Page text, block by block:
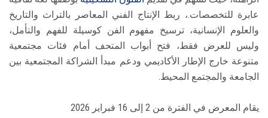
عابرة للتخصصات.، ربط الإنتاج الفني المعاصر بالتراث والتاريخ
والعلوم الإنسانية، ترسيخ مفهوم الفن كوسيلة للفهم والتأمل،
وليس للعرض فقط، فتح أبواب المتحف أمام فئات مجتمعية
متنوعة خارج الإطار الأكاديمي ودعم مبدأ الشراكة المجتمعية بين
الجامعة والمجتمع المحيط.
يقام المعرض في الفترة من 2 إلى 16 فبراير 2026